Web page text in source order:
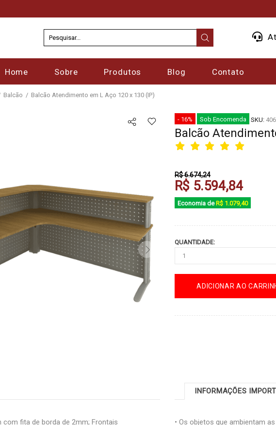
Home Sobre Produtos Blog Contato
Balcão Balcão Atendimento em L Aço 120 x 130 (IP)
- 16% Sob Encomenda SKU: 406
Balcão
R$ 6.674,24
R$ 5.594,84
Economia de R$ 1.079,40
QUANTIDADE:
ADICIONAR AO
fita de borda de 2mm; Frontais
INFORMAÇÕES
• Os objetos que ambientam